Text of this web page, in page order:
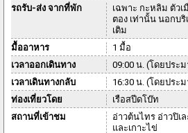
รถรับ-ส่ง จากที่พัก
เฉพาะ กะหลิม ตัวเ
ตอง เท่านั้น นอกบ
เติม
มื้ออาหาร
1 มื้อ
เวลาออกเดินทาง
09:00 น. (โดยประ
เวลาเดินทางกลับ
16:30 น. (โดยประ
ท่องเที่ยวโดย
เรือสปีดโบ๊ท
สถานที่เข้าชม
อ่าวต้นไทร อ่าวปิเ
และเกาะไข่